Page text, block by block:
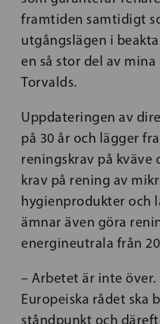
framtiden samtidigt
utgångslägen i
en så stor del av
Torvalds.
Uppdateringen av
på 30 år och lägger
reningskrav på kväve
krav på rening av
hygienprodukter och
ämnar även göra
energineutrala från
– Arbetet är inte
Europeiska rådet ska
ståndpunkt och